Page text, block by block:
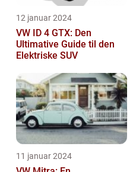
12 januar 2024
VW ID 4 GTX: Den
Ultimative Guide til den
Elektriske SUV
11 januar 2024